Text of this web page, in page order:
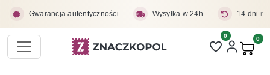
Gwarancja autentyczności Wysyłka w 24h 14 dni
Liczba pozycji
0 0